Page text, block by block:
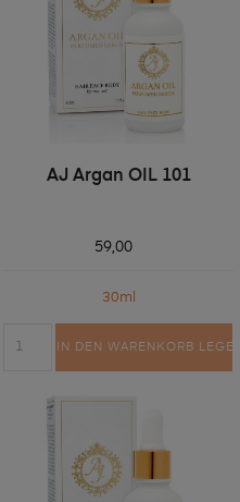
AJ Argan OIL 101
59,00
30ml
IN DEN WARENKORB LEGEN